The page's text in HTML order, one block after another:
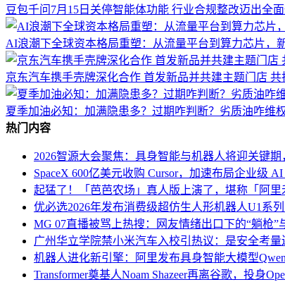
豆包千问7月15日关停智能体功能 行业合规整改迈出全
AI浪潮下全球资本格局重塑：从流量平台到算力芯片，
京东汽车携手壳牌深化合作 首发新品并共建主题门店
夏季加油必知：加满隐患多？过期咋判断？劣质油咋维权
热门内容
2026智源大会聚焦：具身智能与机器人将迎关键
SpaceX 600亿美元收购 Cursor，加速布局企业级
起猛了！「芭芭农场」真人版上演了，堪称「阿里
优必选2026年发布消费级超仿生人形机器人U1系
MG 07直播被骂上热搜：网友情绪出口下的“躺枪”
广州华立学院禁小米汽车入校引热议：是安全考
机器人进化新引擎：阿里发布具身智能大模型
Transformer奠基人Noam Shazeer再离谷歌，投身